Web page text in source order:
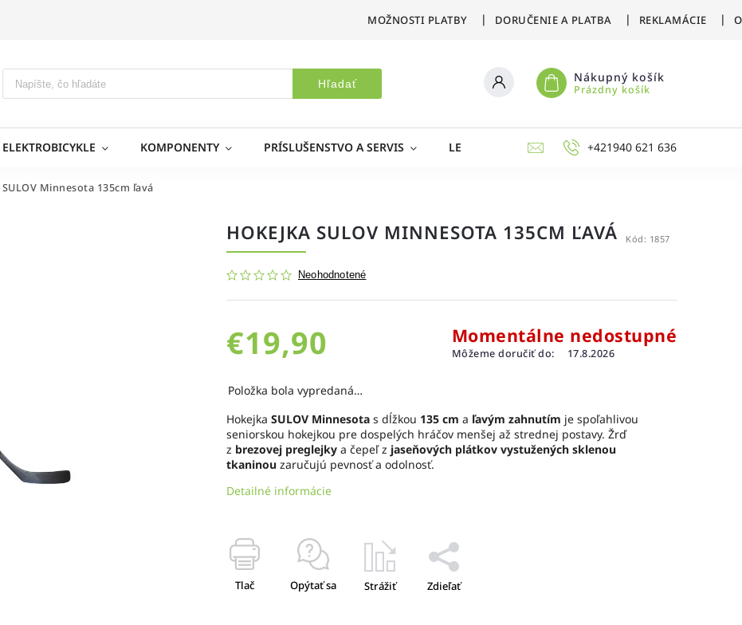
MOŽNOSTI PLATBY DORUČENIE A PLATBA REKLAMÁCIE
Hľadať Nákupný košík
Prázdny košík
ELEKTROBICYKLE KOMPONENTY PRÍSLUŠENSTVO A SERVIS LETNÉ ŠPORTY ZIMNÉ ŠPORTY
+421940 621 636
Minnesota 135cm ľavá
HOKEJKA SULOV MINNESOTA 135CM ĽAVÁ Kód: 1857
Neohodnotené
€19,90 Momentálne nedostupné
Môžeme doručiť do: 17.8.2026
Položka bola vypredaná…
Hokejka SULOV Minnesota s dĺžkou 135 cm a ľavým zahnutím je spoľahlivou
seniorskou hokejkou pre dospelých hráčov menšej až strednej postavy. Žrď
z brezovej preglejky a čepeľ z jaseňových plátkov vystužených sklenou
tkaninou zaručujú pevnosť a odolnosť.
Detailné informácie
Tlač Opýtať sa Strážiť Zdieľať